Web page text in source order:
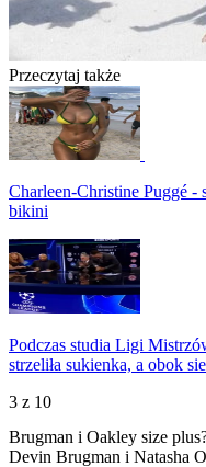
Przeczytaj także
Charleen-Christine Puggé -
bikini
Podczas studia Ligi
strzeliła sukienka, a obok
3 z 10
Brugman i Oakley size
Devin Brugman i Natasha